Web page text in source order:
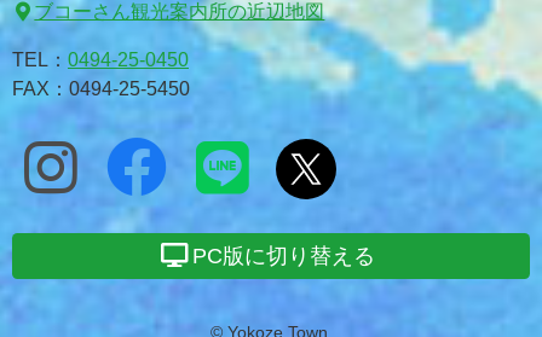
ブコーさん観光案内所の近辺地図
TEL： 0494-25-0450
FAX：0494-25-5450
PC版に切り替える
© Yokoze Town.